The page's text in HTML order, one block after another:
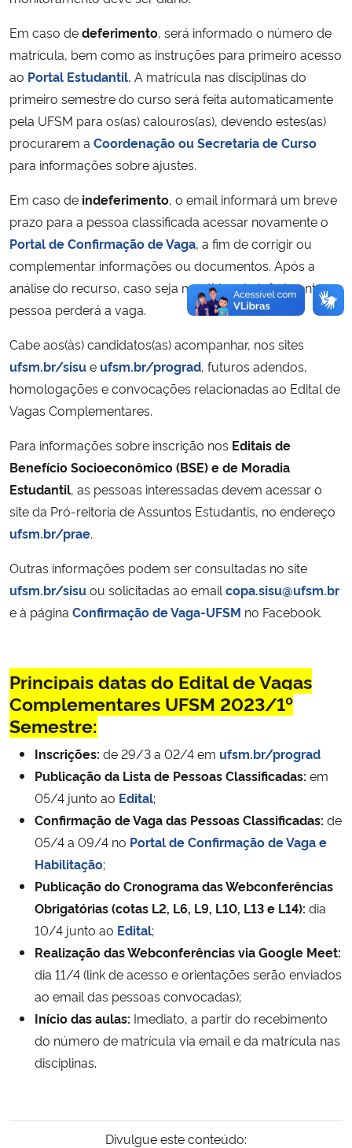
Em caso dedeferimento, será informado o número de
matrícula, bem como as instruções para primeiro acesso
ao Portal Estudantil. A matrícula nas disciplinas do
primeiro semestre do curso será feita automaticamente
pela UFSM para os(as) calouros(as), devendo estes(as)
procurarem a Coordenação ou Secretaria de Curso
para informações sobre ajustes.
Em caso de indeferimento, o email informará um breve
prazo para a pessoa classificada acessar novamente o
Portal de Confirmação de Vaga, a fim de corrigir ou
complementar informações ou documentos. Após a
análise do recurso, caso seja mantido o indeferimento, a
pessoa perderá a vaga.
Cabe aos(às) candidatos(as) acompanhar, nos sites
ufsm.br/sisue ufsm.br/prograd, futuros adendos,
homologações e convocações relacionadas ao Edital de
Vagas Complementares.
Para informações sobre inscrição nos Editais de
Benefício Socioeconômico (BSE) e de Moradia
Estudantil, as pessoas interessadas devem acessar o
site da Pró-reitoria de Assuntos Estudantis, no endereço
ufsm.br/prae.
Outras informações podem ser consultadas no site
ufsm.br/sisuou solicitadas ao email copa.sisu@ufsm.br
e à página Confirmação de Vaga-UFSM no Facebook.
Principais datas do Edital de Vagas
Complementares UFSM 2023/1º
Semestre:
Inscrições: de 29/3 a 02/4 em ufsm.br/prograd
Publicação da Lista de Pessoas Classificadas: em
05/4 junto ao Edital;
Confirmação de Vaga das Pessoas Classificadas: de
05/4 a 09/4 no Portal de Confirmação de Vaga e
Habilitação;
Publicação do Cronograma das Webconferências
Obrigatórias (cotas L2, L6, L9, L10, L13 e L14): dia
10/4 junto ao Edital;
Realização das Webconferências via Google Meet:
dia 11/4 (link de acesso e orientações serão enviados
ao email das pessoas convocadas);
Início das aulas: Imediato, a partir do recebimento
do número de matrícula via email e da matrícula nas
disciplinas.
Divulgue este conteúdo: